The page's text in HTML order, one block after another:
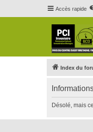
Accès rapide
Index du
Désolé, mais